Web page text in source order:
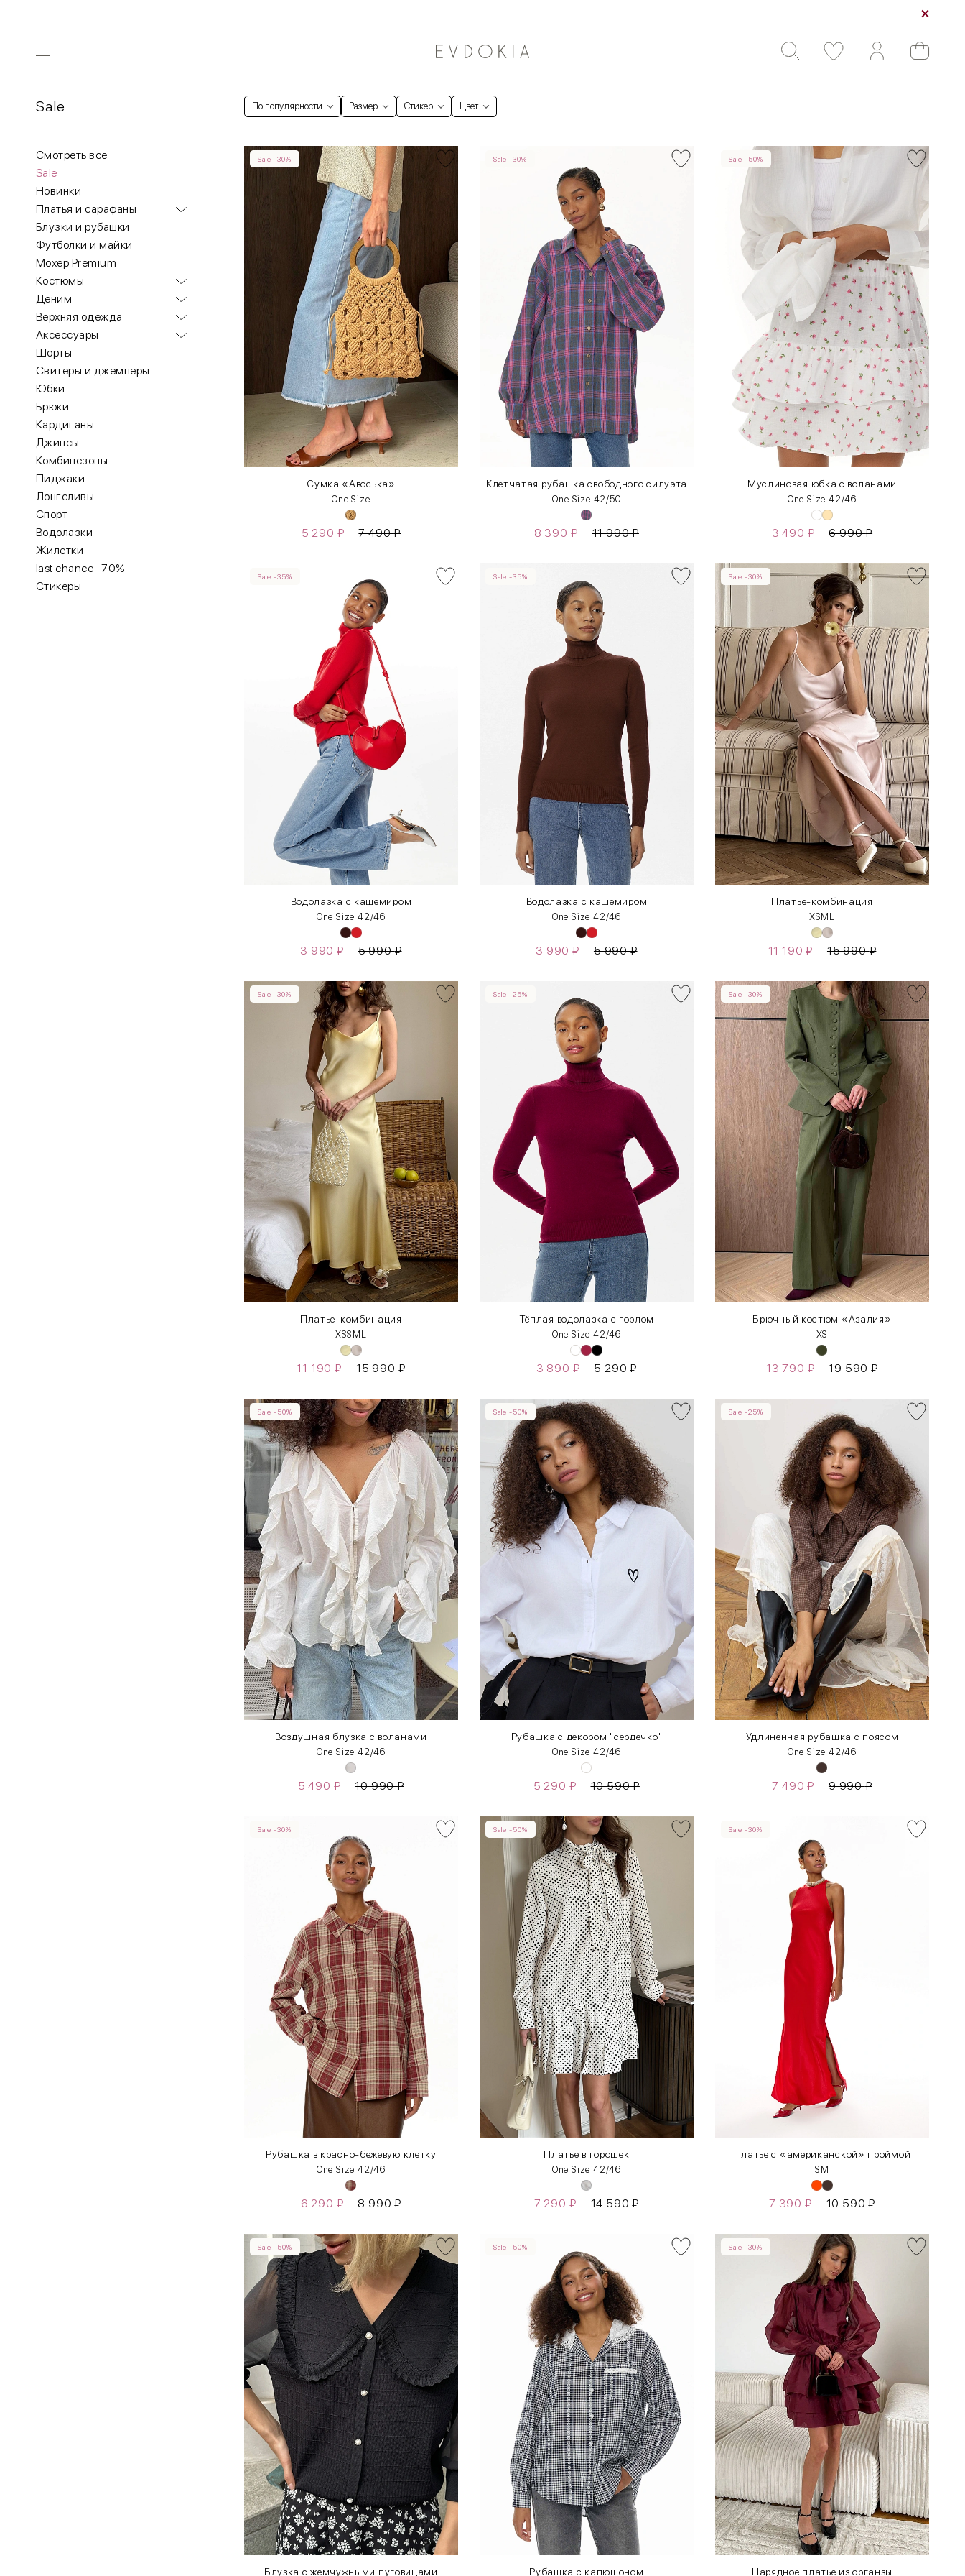
Sale По популярности Размер Стикер Цвет
Смотреть все
Sale
Новинки
Платья и сарафаны
Блузки и рубашки
Футболки и майки
Мохер Premium
Костюмы
Деним
Верхняя одежда
Аксессуары
Шорты
Свитеры и джемперы
Юбки
Брюки
Кардиганы
Джинсы
Комбинезоны
Пиджаки
Лонгсливы
Спорт
Водолазки
Жилетки
last chance -70%
Стикеры
Sale -30%
Сумка «Авоська»
One Size
5 290 ₽ 7 490₽
Sale -30%
Клетчатая рубашка свободного силуэта
One Size 42/50
8 390 ₽ 11 990₽
Sale -50%
Муслиновая юбка с воланами
One Size 42/46
3 490 ₽ 6 990₽
Sale -35%
Водолазка с кашемиром
One Size 42/46
3 990₽ 5 990₽
Sale -35%
Водолазка с кашемиром
One Size 42/46
3 990₽ 5 990₽
Sale -30%
Платье-комбинация
XS M L
11 190₽ 15 990₽
Sale -30%
Платье-комбинация
XSS M L
11 190₽ 15 990₽
Sale -25%
Тёплая водолазка с горлом
One Size 42/46
3 890 ₽ 5 290₽
Sale -30%
Брючный костюм «Азалия»
XS
13 790 ₽ 19 590₽
Sale -50%
Воздушная блузка с воланами
One Size 42/46
5 490 ₽ 10 990₽
Sale -50%
Рубашка с декором "сердечко"
One Size 42/46
5 290 ₽ 10 590₽
Sale -25%
Удлинённая рубашка с поясом
One Size 42/46
7 490₽ 9 990₽
Sale -30%
Рубашка в красно-бежевую клетку
One Size 42/46
6 290 ₽ 8 990₽
Sale -50%
Платье в горошек
One Size 42/46
7 290 ₽ 14 590₽
Sale -30%
Платье с «американской» проймой
S M
7 390 ₽ 10 590₽
Sale -50%
Блузка с жемчужными пуговицами
Sale -50%
Рубашка с капюшоном
Sale -30%
Нарядное платье из органзы